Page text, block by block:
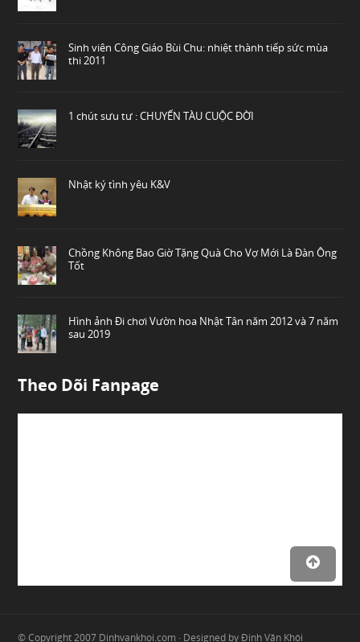
Sinh viên Công Giáo Bùi Chu: nhiệt thành tiếp sức mùa
thi 2011
1 chút sưu tư : CHUYẾN TÀU CUỘC ĐỜI
Nhật ký tình yêu K&V
Chồng Không Bao Giờ Tặng Quà Cho Vợ Mới Là Đàn Ông
Tốt
Hình ảnh Đi chơi Vườn hoa Nhật Tân năm 2012 và 7 năm
sau 2019
Theo Dõi Fanpage
© Copyright 2007 Dinhvankhoi.com · Designed byĐinh Văn Khôi